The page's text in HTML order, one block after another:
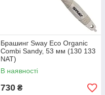
Брашинг Sway Eco Organic
Combi Sandy, 53 мм (130 133
NAT)
В наявності
730 ₴